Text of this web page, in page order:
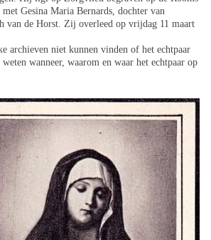
Gesina Maria Bernards, dochter van
van de Horst. Zij overleed op vrijdag 11 maart
archieven niet kunnen vinden of het echtpaar
wanneer, waarom en waar het echtpaar op